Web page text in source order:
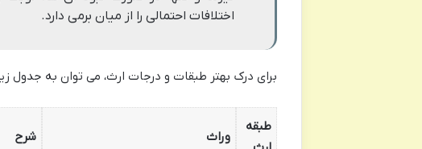
اختلافات احتمالی را از میان برمی دارد.
برای درک بهتر طبقات و درجات ارث، می توان به جدول
طبقه
وراث شرح